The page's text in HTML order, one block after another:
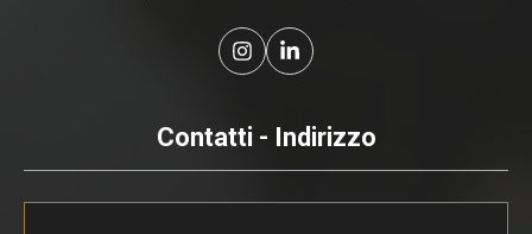
Contatti - Indirizzo